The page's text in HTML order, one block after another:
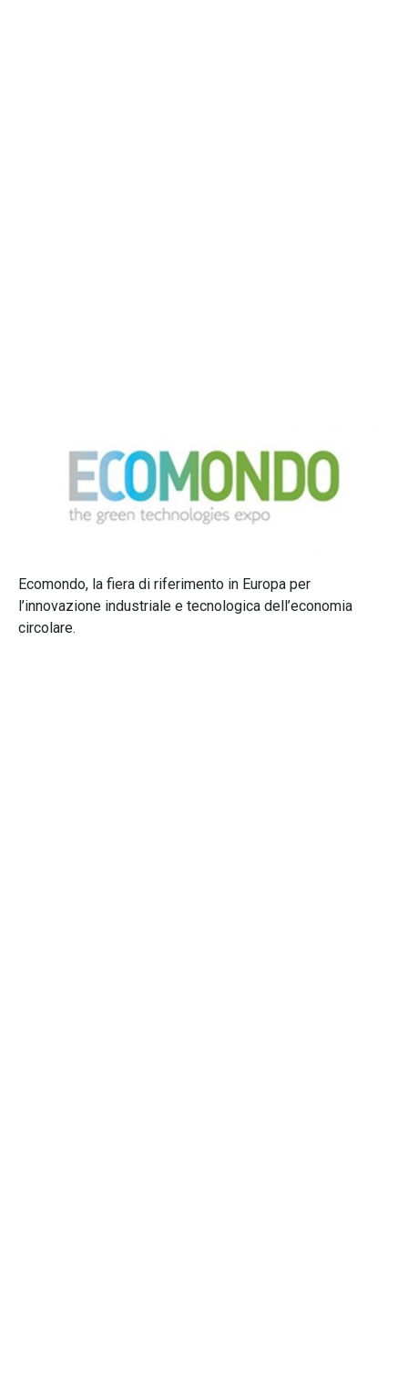
Ecomondo, la fiera di riferimento in Europa per
l’innovazione industriale e tecnologica dell’economia
circolare.